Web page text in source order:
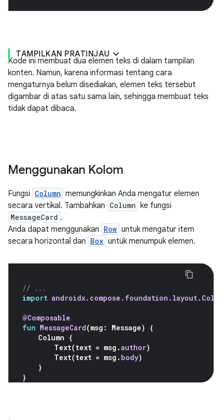
TAMPILKAN PRATINJAU
Kode ini membuat dua elemen teks di dalam tampilan
konten. Namun, karena informasi tentang cara
mengaturnya belum disediakan, elemen teks tersebut
digambar di atas satu sama lain, sehingga membuat teks
tidak dapat dibaca.
Menggunakan Kolom
Fungsi Column memungkinkan Anda mengatur elemen
secara vertikal. Tambahkan Column ke fungsi
MessageCard .
Anda dapat menggunakan Row untuk mengatur item
secara horizontal dan Box untuk menumpuk elemen.
// ...
import
@Composable
fun MessageCard(msg : Message)
{
Column {
Text(text = msg .author)
Text(text = msg . body)
}
}